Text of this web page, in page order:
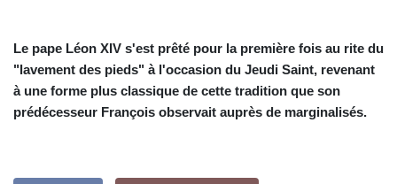
Le pape Léon XIV s'est prêté pour la première fois au rite du
"lavement des pieds" à l'occasion du Jeudi Saint, revenant
à une forme plus classique de cette tradition que son
prédécesseur François observait auprès de marginalisés.